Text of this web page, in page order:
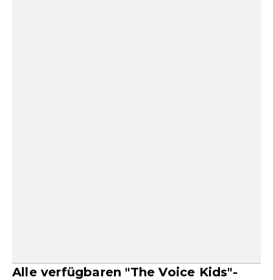
Alle verfügbaren "The Voice Kids"-